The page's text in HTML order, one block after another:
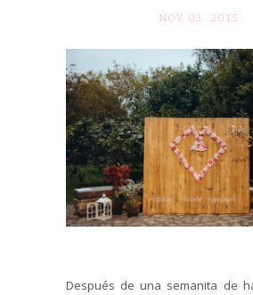
NOV 03. 2015
Después de una semanita de